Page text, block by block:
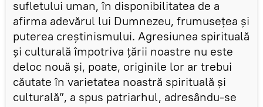
sufletului uman, în disponibilitatea de a
afirma adevărul lui Dumnezeu, frumusețea și
puterea creștinismului. Agresiunea spirituală
și culturală împotriva țării noastre nu este
deloc nouă și, poate, originile lor ar trebui
căutate în varietatea noastră spirituală și
culturală”, a spus patriarhul, adresându-se